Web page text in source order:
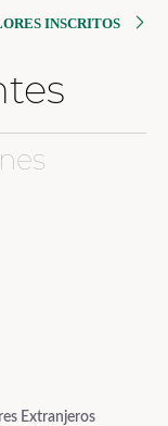
INSCRITOS
Extranjeros